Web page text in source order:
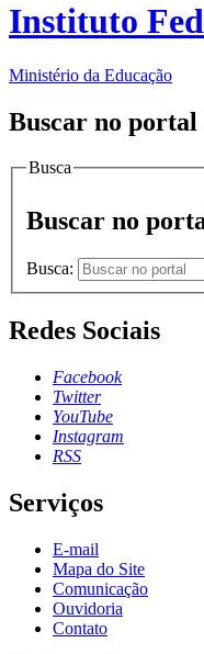
Instituto
Ministério da Educação
Buscar no portal
Busca
Buscar no
Busca:
Redes Sociais
Facebook
Twitter
YouTube
Instagram
RSS
Serviços
E-mail
Mapa do Site
Comunicação
Ouvidoria
Contato